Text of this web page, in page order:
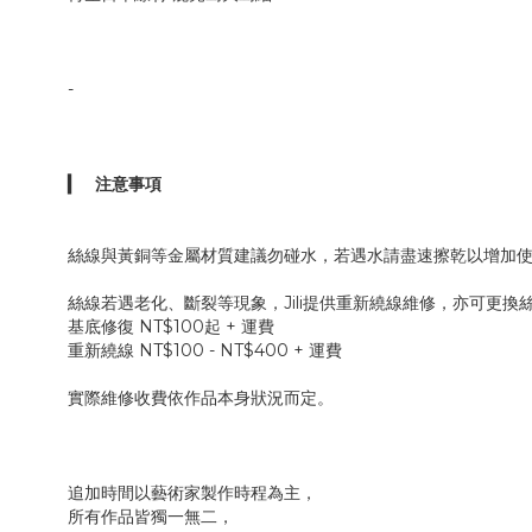
-
注意事項
絲線與黃銅等金屬材質建議勿碰水，若遇水請盡速擦乾以增加使
絲線若遇老化、斷裂等現象， Jili提供重新繞線維修，亦可更換
基底修復 NT$100起 + 運費
重新繞線 NT$100 - NT$400 + 運費
實際維修收費依作品本身狀況而定。
追加時間以藝術家製作時程為主，
所有作品皆獨一無二，